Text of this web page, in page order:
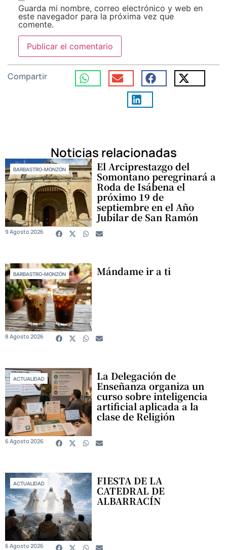
Guarda mi nombre, correo electrónico y web en
este navegador para la próxima vez que
comente.
Compartir
Noticias relacionadas
BARBASTRO-MONZÓN El Arciprestazgo del
Somontano peregrinará a
Roda de Isábena el
próximo 19 de
septiembre en el Año
Jubilar de San Ramón
9 Agosto 2026
BARBASTRO-MONZÓN Mándame ir a ti
8 Agosto 2026
ACTUALIDAD La Delegación de
Enseñanza organiza un
curso sobre inteligencia
artificial aplicada a la
clase de Religión
6 Agosto 2026
ACTUALIDAD FIESTA DE LA
CATEDRAL DE
ALBARRACÍN
6 Agosto 2026